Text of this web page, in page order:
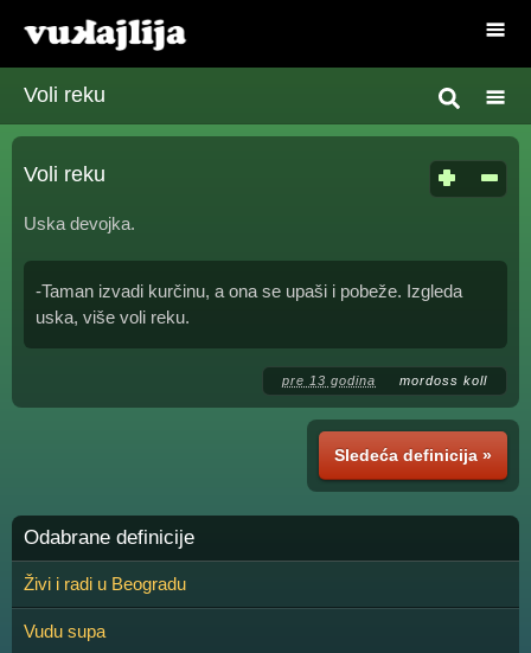
Voli reku
Voli reku
Uska devojka.
-Taman izvadi kurčinu, a ona se upaši i pobeže. Izgleda
uska, više voli reku.
pre 13 godina mordoss koll
Sledeća definicija »
Odabrane definicije
Živi i radi u Beogradu
Vudu supa